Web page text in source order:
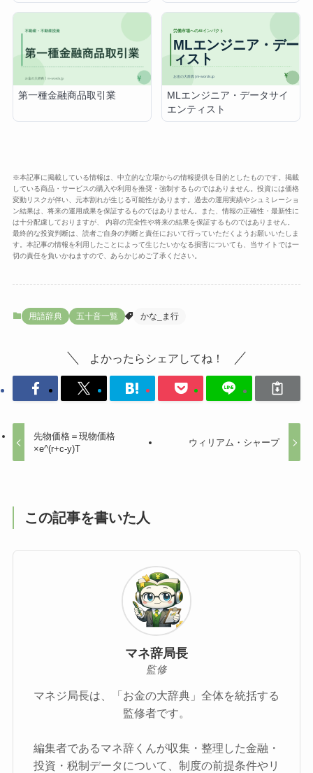
第一種金融商品取引業
MLエンジニア・データサイ
エンティスト
※本記事に掲載している情報は、中立的な立場からの情報提供を目的としたものです。掲載
している商品・サービスの購入や利用を推奨・強制するものではありません。投資には価格
変動リスクが伴い、元本割れが生じる可能性があります。過去の運用実績やシュミレーショ
ン結果は、将来の運用成果を保証するものではありません。また、情報の正確性・最新性に
は十分配慮しておりますが、 内容の完全性や将来の結果を保証するものではありません。
最終的な投資判断は、読者ご自身の判断と責任において行っていただくようお願いいたしま
す。本記事の情報を利用したことによって生じたいかなる損害についても、当サイトでは一
切の責任を負いかねますので、あらかじめご了承ください。
用語辞典 五十音一覧 かな_ま行
よかったらシェアしてね！
先物価格＝現物価格
×e^(r+c-y)T
ウィリアム・シャープ
この記事を書いた人
マネ辞局長
監修
マネジ局長は、「お金の大辞典」全体を統括する
監修者です。
編集者であるマネ辞くんが収集・整理した金融・
投資・税制データについて、制度の前提条件やリ